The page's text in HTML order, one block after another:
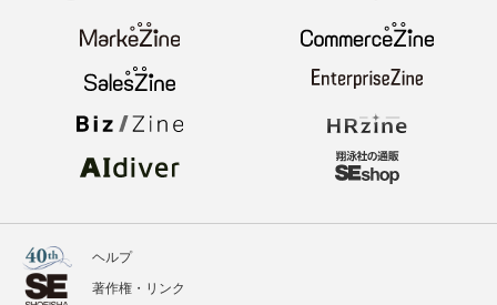
ヘルプ
著作権・リンク